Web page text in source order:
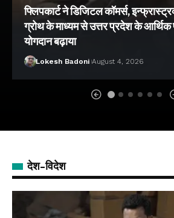
फ्लिपकार्ट ने डिजिटल कॉमर्स,
ग्रोथ के माध्यम से उत्तर प्रदेश के आर्थिक
योगदान बढ़ाया
Lokesh Badoni August 4, 2026
देश-विदेश